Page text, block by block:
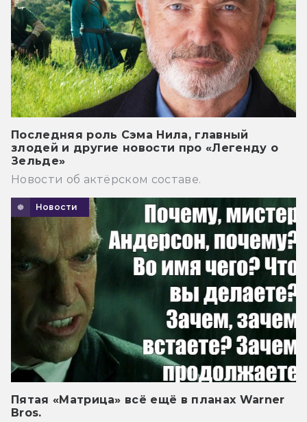
Последняя роль Сэма Нила, главный
злодей и другие новости про «Легенду о
Зельде»
Новости об актёрском составе.
Новости
Пятая «Матрица» всё ещё в планах Warner
Bros.